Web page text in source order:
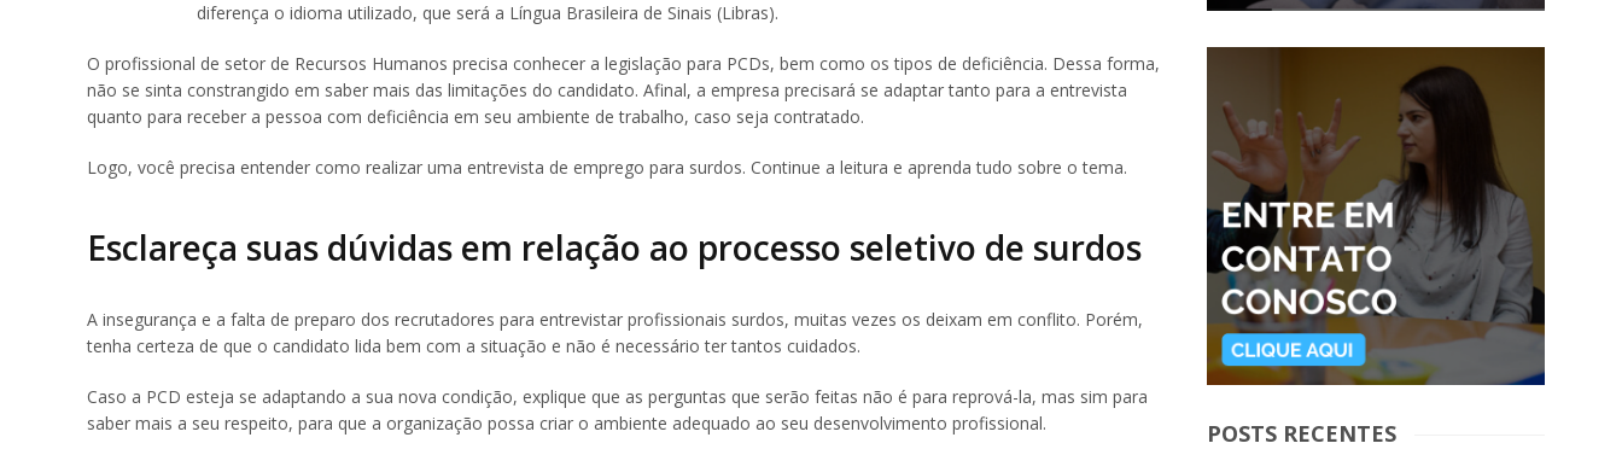
diferença o idioma utilizado, que será a Língua Brasileira de Sinais (Libras).
O profissional de setor de Recursos Humanos precisa conhecer a legislação para PCDs, bem como os tipos de deficiência. Dessa forma,
não se sinta constrangido em saber mais das limitações do candidato. Afinal, a empresa precisará se adaptar tanto para a entrevista
quanto para receber a pessoa com deficiência em seu ambiente de trabalho, caso seja contratado.
Logo, você precisa entender como realizar uma entrevista de emprego para surdos. Continue a leitura e aprenda tudo sobre o tema.
Esclareça suas dúvidas em relação ao processo seletivo de surdos
A insegurança e a falta de preparo dos recrutadores para entrevistar profissionais surdos, muitas vezes os deixam em conflito. Porém,
tenha certeza de que o candidato lida bem com a situação e não é necessário ter tantos cuidados.
Caso a PCD esteja se adaptando a sua nova condição, explique que as perguntas que serão feitas não é para reprová-la, mas sim para
saber mais a seu respeito, para que a organização possa criar o ambiente adequado ao seu desenvolvimento profissional.
POSTS RECENTES